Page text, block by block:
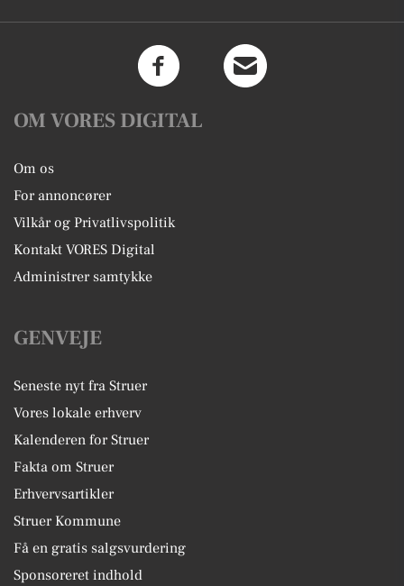
OM VORES DIGITAL
Om os
For annoncører
Vilkår og Privatlivspolitik
Kontakt VORES Digital
Administrer samtykke
GENVEJE
Seneste nyt fra Struer
Vores lokale erhverv
Kalenderen for Struer
Fakta om Struer
Erhvervsartikler
Struer Kommune
Få en gratis salgsvurdering
Sponsoreret indhold